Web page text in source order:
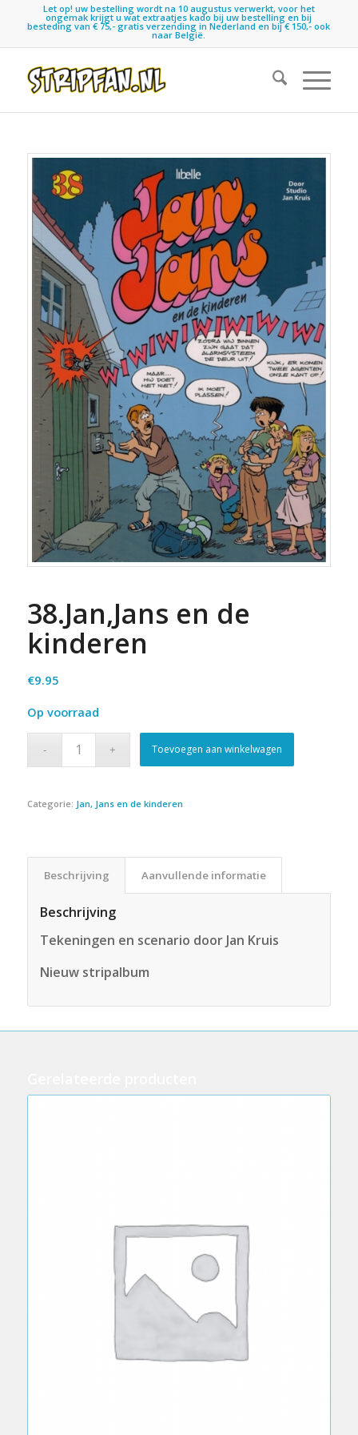
Let op! uw bestelling wordt na 10 augustus verwerkt, voor het
ongemak krijgt u wat extraatjes kado bij uw bestelling en bij
besteding van € 75,- gratis verzending in Nederland en bij € 150,- ook
naar België.
38.Jan,Jans en de
kinderen
€9.95
Op voorraad
Toevoegen aan winkelwagen
Categorie: Jan, Jans en de kinderen
Beschrijving Aanvullende informatie
Beschrijving
Tekeningen en scenario door Jan Kruis
Nieuw stripalbum